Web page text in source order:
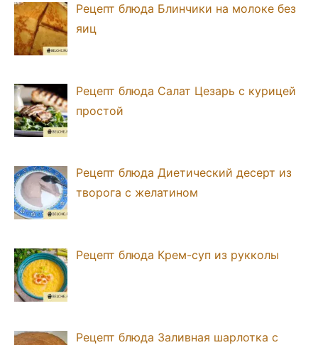
Рецепт блюда Блинчики на молоке без
яиц
Рецепт блюда Салат Цезарь с курицей
простой
Рецепт блюда Диетический десерт из
творога с желатином
Рецепт блюда Крем-суп из рукколы
Рецепт блюда Заливная шарлотка с